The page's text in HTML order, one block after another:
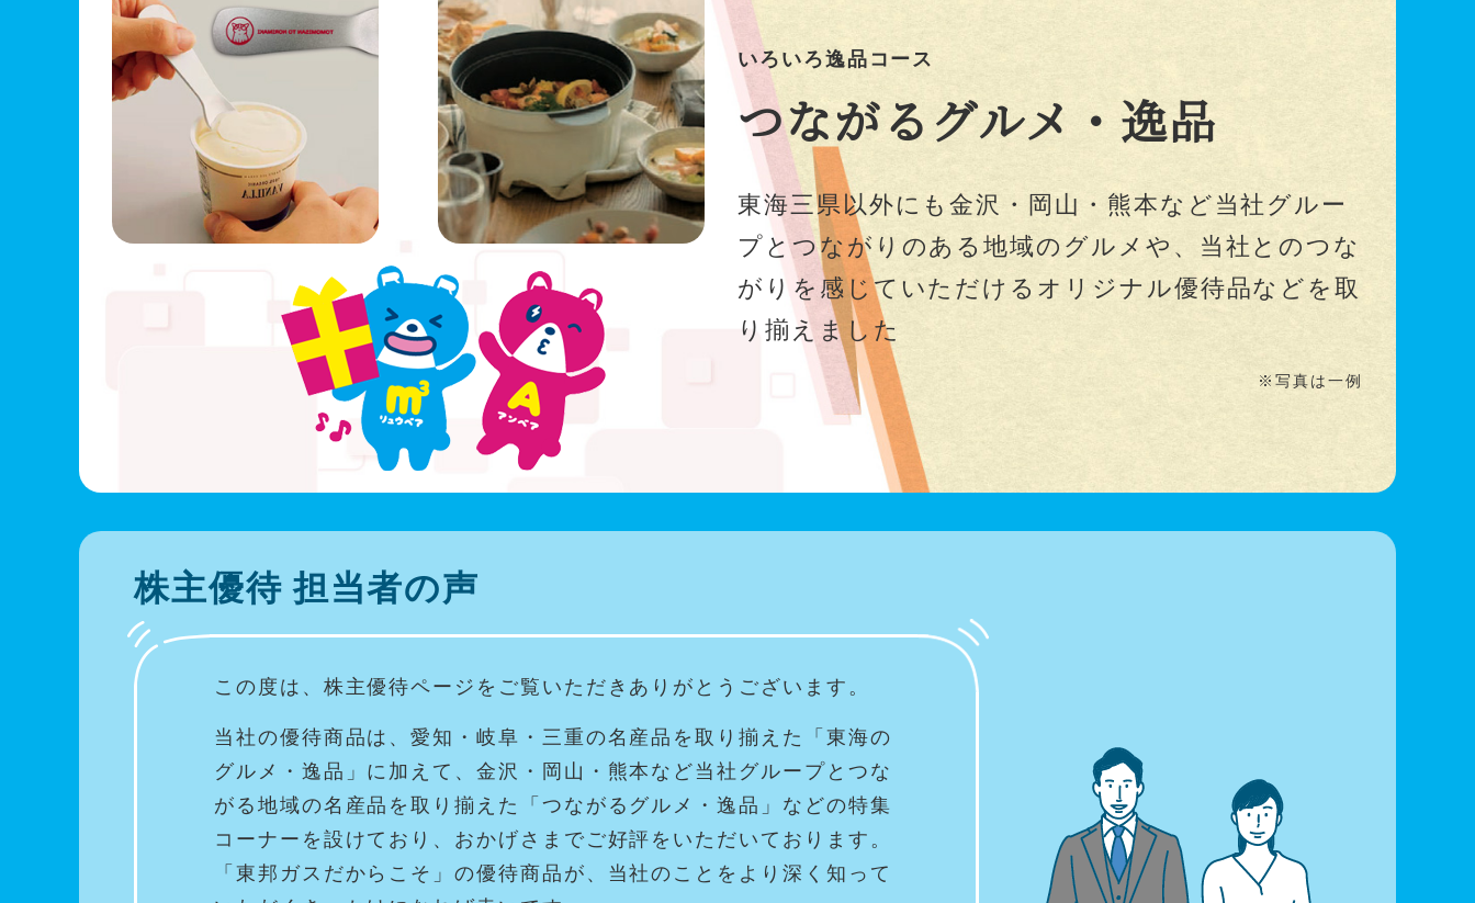
いろいろ逸品コース
つながるグルメ・逸品
東海三県以外にも金沢・岡山・熊本など当社グルー
プとつながりのある地域のグルメや、当社とのつな
がりを感じていただけるオリジナル優待品などを取
り揃えました
※写真は一例
株主優待 担当者の声
この度は、株主優待ページをご覧いただきありがとうございます。
当社の優待商品は、愛知・岐阜・三重の名産品を取り揃えた「東海の
グルメ・逸品」に加えて、金沢・岡山・熊本など当社グループとつな
がる地域の名産品を取り揃えた「つながるグルメ・逸品」などの特集
コーナーを設けており、おかげさまでご好評をいただいております。
「東邦ガスだからこそ」の優待商品が、当社のことをより深く知って